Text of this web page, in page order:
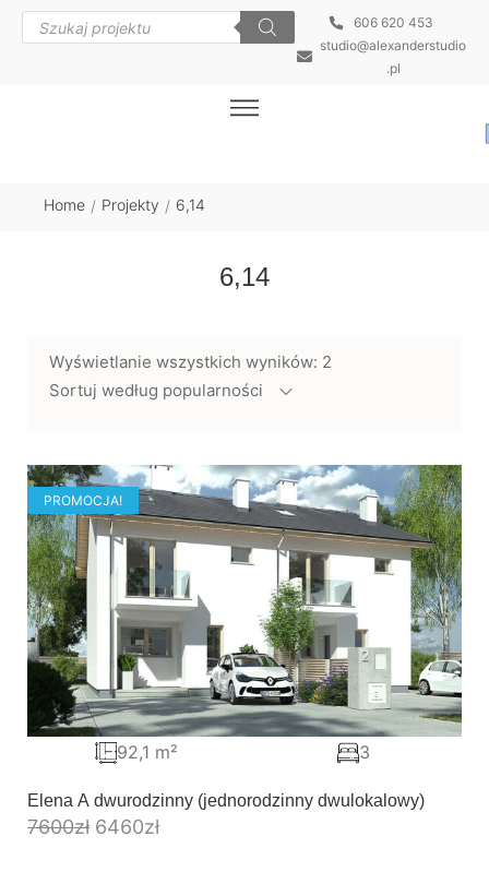
606 620 453
studio@alexanderstudio
.pl
Home / Projekty / 6,14
6,14
Wyświetlanie wszystkich wyników: 2
Sortuj według popularności
PROMOCJA!
Elena A dwurodzinny (jednorodzinny dwulokalowy)
7600zł 6460zł
92,1 m² 3